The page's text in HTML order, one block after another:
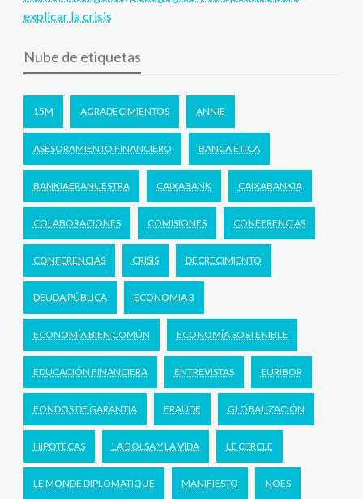
explicar la crisis
Nube de etiquetas
15M AGRADECIMIENTOS ANNIE
ASESORAMIENTO FINANCIERO BANCA ETICA
BANKIAERANUESTRA CAIXABANK CAIXABANKIA
COLABORACIONES COMISIONES CONFERENCIAS
CONFERENCIAS CRISIS DECRECIMIENTO
DEUDA PÚBLICA ECONOMIA 3
ECONOMÍA BIEN COMÚN ECONOMÍA SOSTENIBLE
EDUCACIÓN FINANCIERA ENTREVISTAS EURIBOR
FONDOS DE GARANTIA FRAUDE GLOBALIZACIÓN
HIPOTECAS LA BOLSA Y LA VIDA LE CERCLE
LE MONDE DIPLOMATIQUE MANIFIESTO NOES